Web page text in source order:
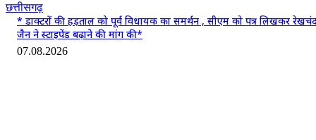
छत्तीसगढ़
* डाक्टरों की हड़ताल को पूर्व विधायक का समर्थन , सीएम को पत्र लिखकर
जैन ने स्टाइपेंड बढ़ाने की मांग की*
07.08.2026